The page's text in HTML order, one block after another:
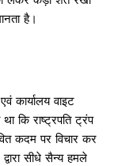
है।
कार्यालय वाइट
कि राष्ट्रपति ट्रंप
कदम पर विचार कर
सीधे सैन्य हमले